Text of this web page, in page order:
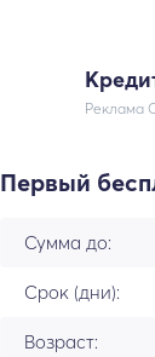
Реклама
Первый
Сумма до:
Срок (дни):
Возраст: